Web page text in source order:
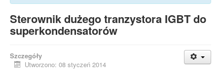
Sterownik dużego tranzystora IGBT do
superkondensatorów
Szczegóły
Utworzono: 08 styczeń 2014